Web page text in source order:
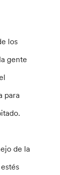
los
gente
para
de la